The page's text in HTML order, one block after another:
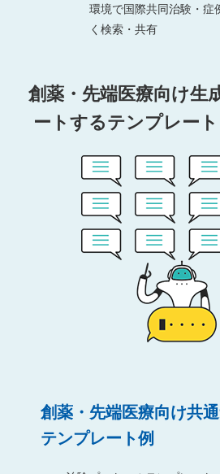
環境で国際共同治験・症
く検索・共有
創薬・先端医療向け生
ートするテンプレー
創薬・先端医療向け共
テンプレート例